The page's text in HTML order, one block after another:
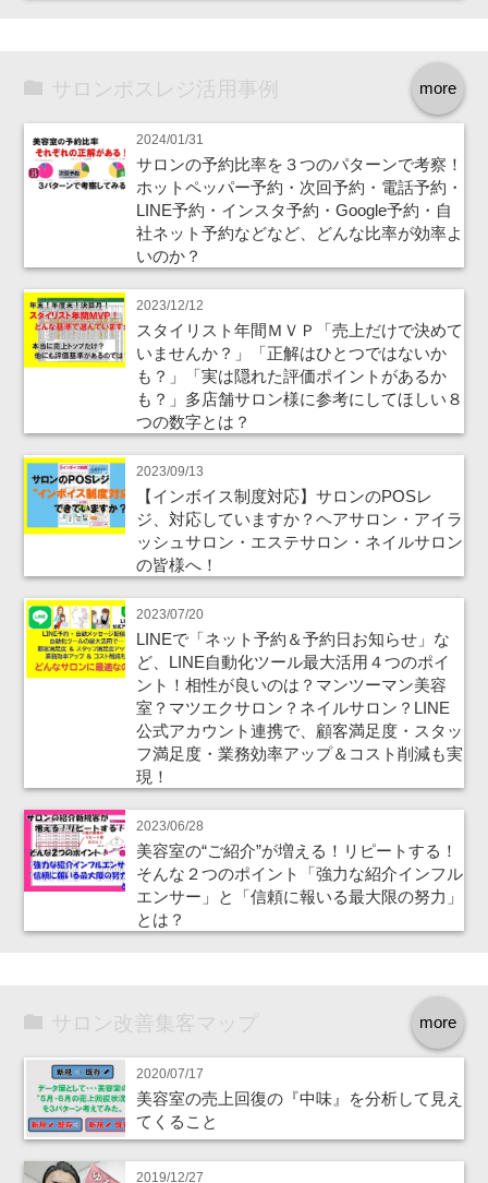
more
サロンポスレジ活用事例
2024/01/31
サロンの予約比率を３つのパターンで考察！
ホットペッパー予約・次回予約・電話予約・
LINE予約・インスタ予約・Google予約・自
社ネット予約などなど、どんな比率が効率よ
いのか？
2023/12/12
スタイリスト年間ＭＶＰ「売上だけで決めて
いませんか？」「正解はひとつではないか
も？」「実は隠れた評価ポイントがあるか
も？」多店舗サロン様に参考にしてほしい８
つの数字とは？
2023/09/13
【インボイス制度対応】サロンのPOSレ
ジ、対応していますか？ヘアサロン・アイラ
ッシュサロン・エステサロン・ネイルサロン
の皆様へ！
2023/07/20
LINEで「ネット予約＆予約日お知らせ」な
ど、LINE自動化ツール最大活用４つのポイ
ント！相性が良いのは？マンツーマン美容
室？マツエクサロン？ネイルサロン？LINE
公式アカウント連携で、顧客満足度・スタッ
フ満足度・業務効率アップ＆コスト削減も実
現！
2023/06/28
美容室の“ご紹介”が増える！リピートする！
そんな２つのポイント「強力な紹介インフル
エンサー」と「信頼に報いる最大限の努力」
とは？
more
サロン改善集客マップ
2020/07/17
美容室の売上回復の『中味』を分析して見え
てくること
2019/12/27